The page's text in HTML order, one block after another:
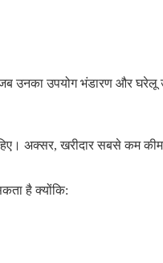
उनका उपयोग भंडारण और घरेलू
अक्सर, खरीदार सबसे कम
है क्योंकि: